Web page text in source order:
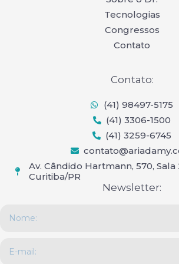
Tecnologias
Congressos
Contato
Contato:
(41) 98497-5175
(41) 3306-1500
(41) 3259-6745
Av. Cândido Hartmann, 570,
Curitiba/PR
Newsletter: